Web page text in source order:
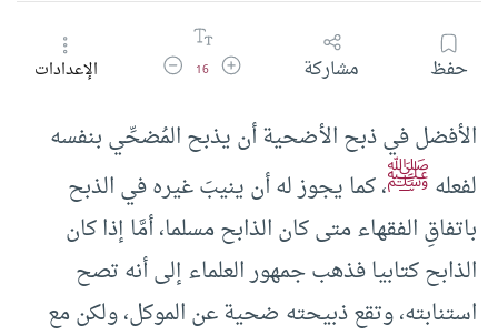
حفظ مشاركة زيادة حجم الخط
16 تقليل حجم الخطالإعدادات
الأفضل في ذبح الأضحية أن يذبح المُضحِّي بنفسه
لفعلهﷺ، كما يجوز له أن ينيبَ غيره في الذبح
باتفاقِ الفقهاء متى كان الذابح مسلما، أمَّا إذا كان
الذابح كتابيا فذهب جمهور العلماء إلى أنه تصح
استنابته، وتقع ذبيحته ضحية عن الموكل، ولكن مع